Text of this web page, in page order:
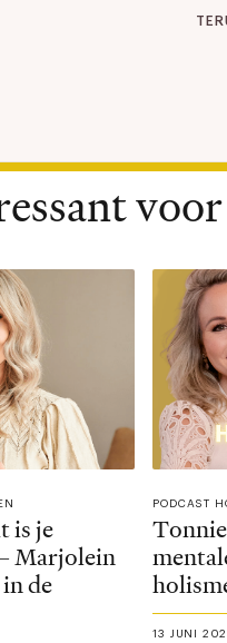
is je
Marjolein
de
PODCAST
13 JUNI